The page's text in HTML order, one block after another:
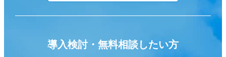
導入検討・ 無料相談したい方